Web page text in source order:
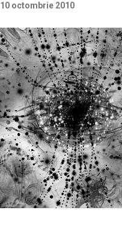
10 octombrie 2010